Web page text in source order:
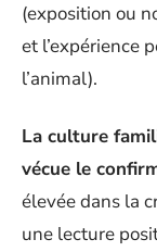
(exposition ou
et l’expérience
l’animal).
La culture
vécue le
élevée dans la
une lecture